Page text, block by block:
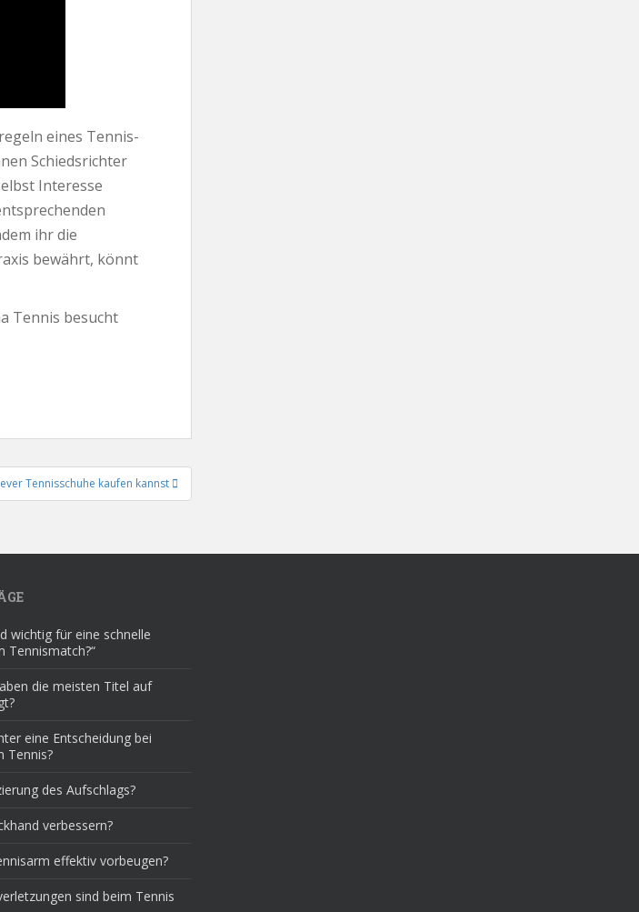
eines Tennis-
Schiedsrichter
Interesse
ihr die
bewährt, könnt
Tennis besucht
Tennisschuhe kaufen kannst
wichtig für eine schnelle
Tennismatch?“
die meisten Titel auf
eine Entscheidung bei
Tennis?
des Aufschlags?
verbessern?
effektiv vorbeugen?
sind beim Tennis